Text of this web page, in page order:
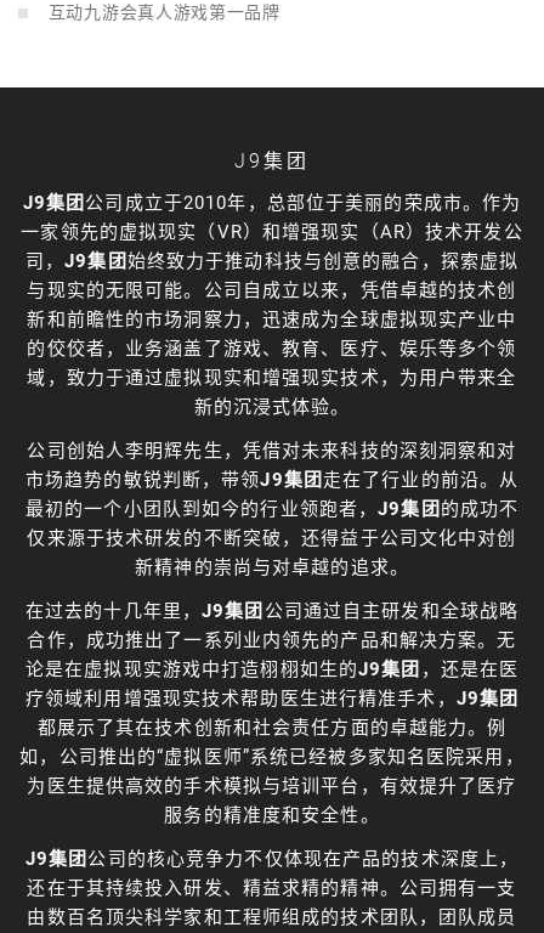
互动九游会真人游戏第一品牌
J9集团
J9集团 公司成立于2010年，总部位于美丽的荣成市。作为
一家领先的虚拟现实（VR）和增强现实（AR）技术开发公
司，J9集团始终致力于推动科技与创意的融合，探索虚拟
与现实的无限可能。公司自成立以来，凭借卓越的技术创
新和前瞻性的市场洞察力，迅速成为全球虚拟现实产业中
的佼佼者，业务涵盖了游戏、教育、医疗、娱乐等多个领
域，致力于通过虚拟现实和增强现实技术，为用户带来全
新的沉浸式体验。
公司创始人李明辉先生，凭借对未来科技的深刻洞察和对
市场趋势的敏锐判断，带领J9集团 走在了行业的前沿。从
最初的一个小团队到如今的行业领跑者，J9集团 的成功不
仅来源于技术研发的不断突破，还得益于公司文化中对创
新精神的崇尚与对卓越的追求。
在过去的十几年里， J9集团 公司通过自主研发和全球战略
合作，成功推出了一系列业内领先的产品和解决方案。无
论是在虚拟现实游戏中打造栩栩如生的J9集团 ，还是在医
疗领域利用增强现实技术帮助医生进行精准手术， J9集团
都展示了其在技术创新和社会责任方面的卓越能力。例
如，公司推出的“虚拟医师”系统已经被多家知名医院采用，
为医生提供高效的手术模拟与培训平台，有效提升了医疗
服务的精准度和安全性。
J9集团 公司的核心竞争力不仅体现在产品的技术深度上，
还在于其持续投入研发、精益求精的精神。公司拥有一支
由数百名顶尖科学家和工程师组成的技术团队，团队成员